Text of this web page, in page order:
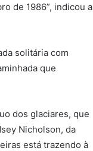
de 1986”, indicou a
solitária com
que
dos glaciares, que
Nicholson, da
está trazendo à